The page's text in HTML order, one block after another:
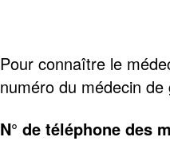
Pour connaître le
numéro du médecin de
N° de téléphone des